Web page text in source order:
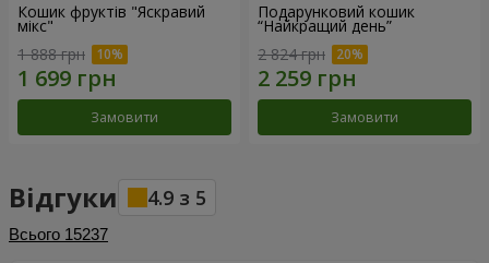
Кошик фруктів "Яскравий
мікс"
1 888 грн
Замовити
Подарунковий кошик
“Найкращий день”
2 824 грн
Замовити
Відгуки 4.9 з 5
Всього 15237